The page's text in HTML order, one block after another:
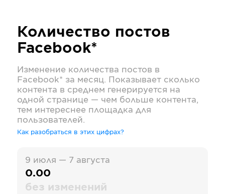
Количество постов
Facebook*
Изменение количества постов в
Facebook* за месяц. Показывает сколько
контента в среднем генерируется на
одной странице — чем больше контента,
тем интереснее площадка для
пользователей.
Как разобраться в этих цифрах?
9 июля — 7 августа
0.00
без изменений